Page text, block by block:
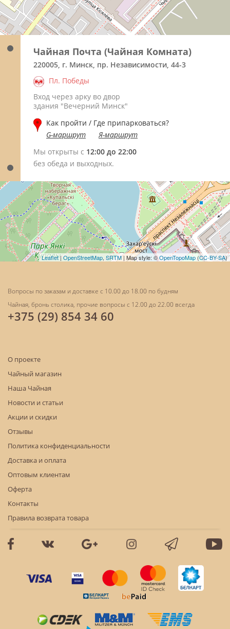
Leaflet|OpenStreetMap, SRTM| Map style: ©OpenTopoMap(CC-BY-SA)
Чайная Почта (Чайная Комната)
220005, г. Минск, пр. Независимости, 44-3
Пл. Победы
Вход через арку во двор
здания "Вечерний Минск"
Как пройти / Где припарковаться?
G-маршрут
Я-маршрут
Мы открыты с 12:00 до 22:00
без обеда и выходных.
Вопросы по заказам и доставке с 10.00 до 18.00 по будням
Чайная, бронь столика, прочие вопросы с 12.00 до 22.00 всегда
+375 (29) 854 34 60
О проекте
Чайный магазин
Наша Чайная
Новости и статьи
Акции и скидки
Отзывы
Политика конфиденциальности
Доставка и оплата
Оптовым клиентам
Оферта
Контакты
Правила возврата товара